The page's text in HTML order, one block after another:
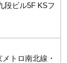
段ビル5F KSフ
トロ南北線・